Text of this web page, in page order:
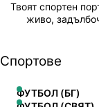
Твоят спортен
живо,
Спортове
ФУТБОЛ (БГ)